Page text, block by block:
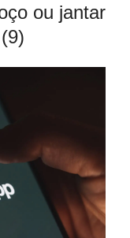
ou jantar